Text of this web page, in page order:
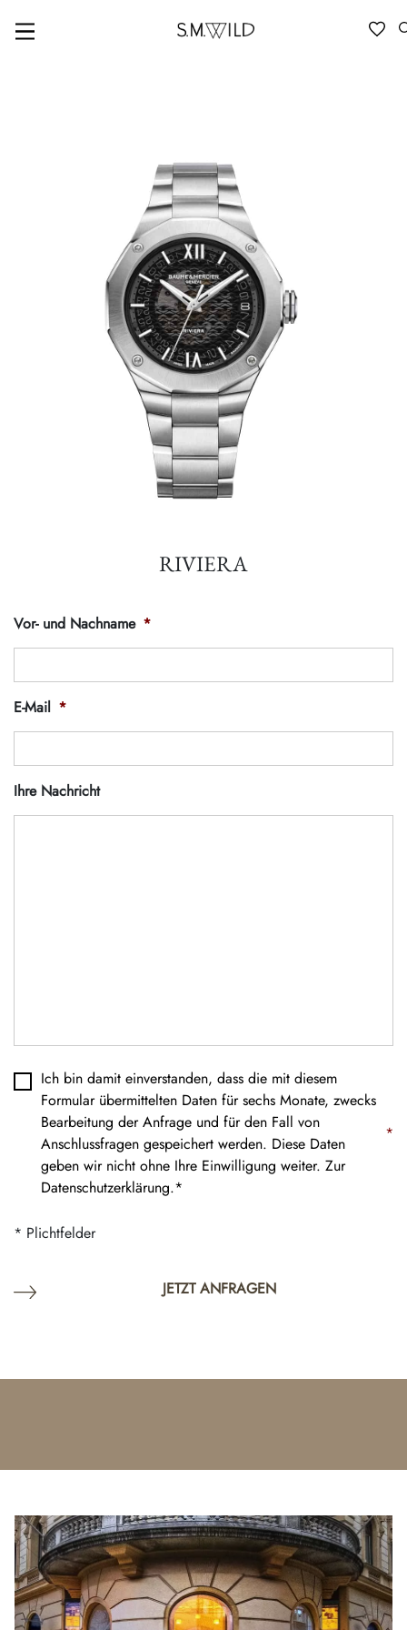
Vor- und Nachname *
E-Mail *
Ihre Nachricht
Datenschutz *
Ich bin damit einverstanden, dass die mit diesem
Formular übermittelten Daten für sechs Monate, zwecks
Bearbeitung der Anfrage und für den Fall von
Anschlussfragen gespeichert werden. Diese Daten
geben wir nicht ohne Ihre Einwilligung weiter. Zur
Datenschutzerklärung.*
*
* Plichtfelder
RIVIERA